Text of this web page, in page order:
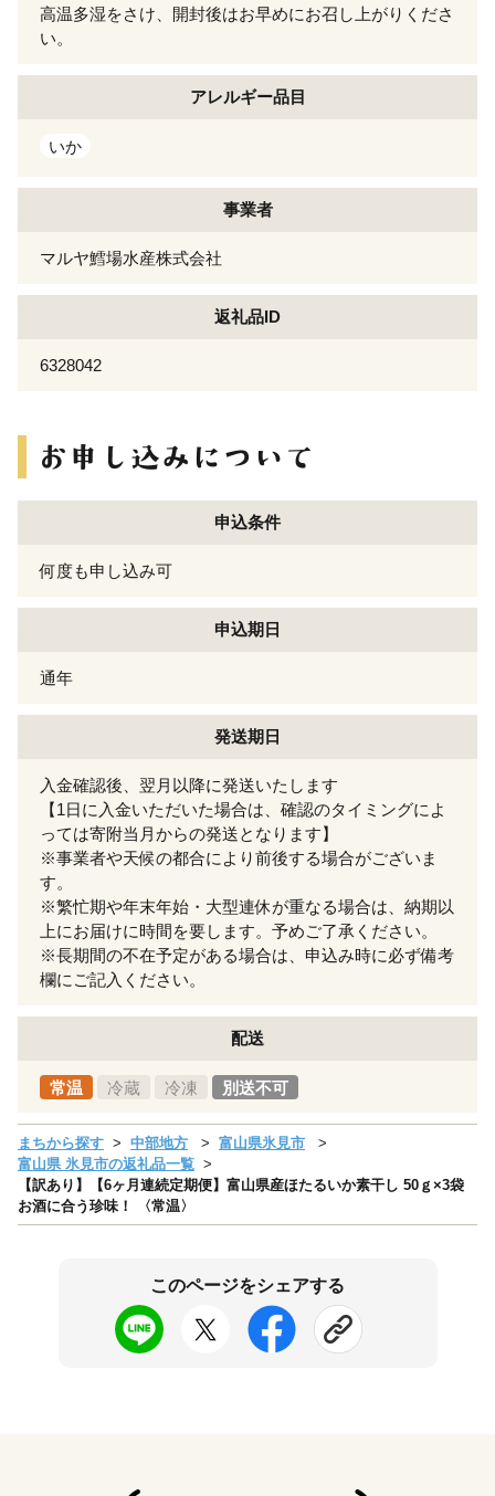
高温多湿をさけ、開封後はお早めにお召し上がりくださ
い。
アレルギー品目
いか
事業者
マルヤ鱈場水産株式会社
返礼品ID
6328042
申込条件
何度も申し込み可
申込期日
通年
発送期日
入金確認後、翌月以降に発送いたします
【1日に入金いただいた場合は、確認のタイミングによ
っては寄附当月からの発送となります】
※事業者や天候の都合により前後する場合がございま
す。
※繁忙期や年末年始・大型連休が重なる場合は、納期以
上にお届けに時間を要します。予めご了承ください。
※長期間の不在予定がある場合は、申込み時に必ず備考
欄にご記入ください。
配送
常温 冷蔵 冷凍 別送不可
まちから探す 中部地方
富山県氷見市
富山県 氷見市の返礼品一覧
【訳あり】【6ヶ月連続定期便】富山県産ほたるいか素干し 50ｇ×3袋
お酒に合う珍味！ 〈常温〉
このページをシェアする